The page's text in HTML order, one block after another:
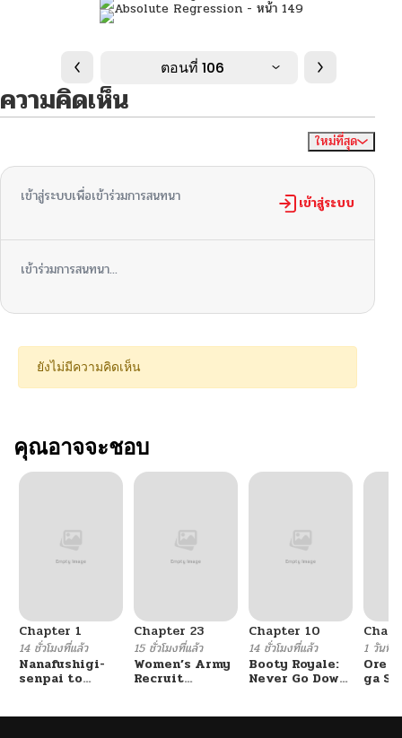
ตอนที่ 106
ความคิดเห็น
ใหม่ที่สุด
เข้าสู่ระบบเพื่อเข้าร่วมการสนทนา เข้าสู่ระบบ
เข้าร่วมการสนทนา...
ยังไม่มีความคิดเห็น
คุณอาจจะชอบ
Chapter 1
14 ชั่วโมงที่แล้ว
Nanafushigi-
senpai to
Chapter 23
15 ชั่วโมงที่แล้ว
Women’s Army
Recruit
Chapter 10
14 ชั่วโมงที่แล้ว
Booty Royale:
Never Go Down
1 วันที่แ
Ore
ga
Tag